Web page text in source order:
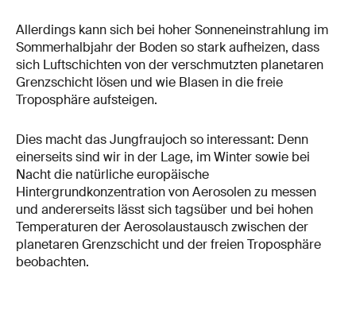
Allerdings kann sich bei hoher Sonneneinstrahlung im
Sommerhalbjahr der Boden so stark aufheizen, dass
sich Luftschichten von der verschmutzten planetaren
Grenzschicht lösen und wie Blasen in die freie
Troposphäre aufsteigen.
Dies macht das Jungfraujoch so interessant: Denn
einerseits sind wir in der Lage, im Winter sowie bei
Nacht die natürliche europäische
Hintergrundkonzentration von Aerosolen zu messen
und andererseits lässt sich tagsüber und bei hohen
Temperaturen der Aerosolaustausch zwischen der
planetaren Grenzschicht und der freien Troposphäre
beobachten.